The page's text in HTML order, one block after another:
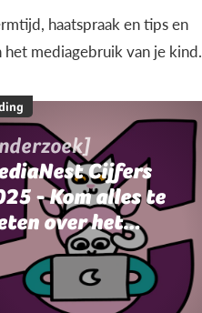
haatspraak en tips en
mediagebruik van je kind.
Cijfers
- Kom alles te
over het
en de
in